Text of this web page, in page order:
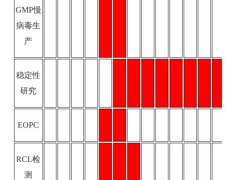
GMP慢
病毒生
产
稳定性
研究
EOPC
RCL检
测